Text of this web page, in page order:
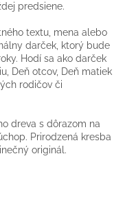
predsiene.
textu, mena alebo
darček, ktorý bude
Hodí sa ako darček
Deň otcov, Deň matiek
rodičov či
dreva s dôrazom na
Prirodzená kresba
originál.